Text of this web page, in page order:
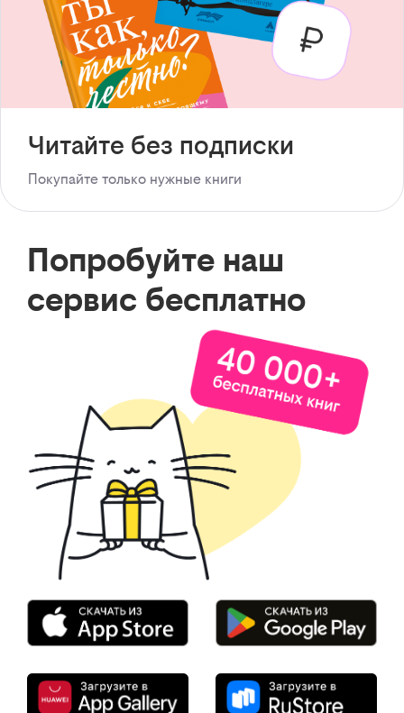
Читайте без подписки
Покупайте только нужные книги
Попробуйте наш
сервис бесплатно